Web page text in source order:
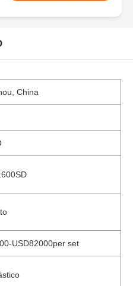
China
USD82000per set